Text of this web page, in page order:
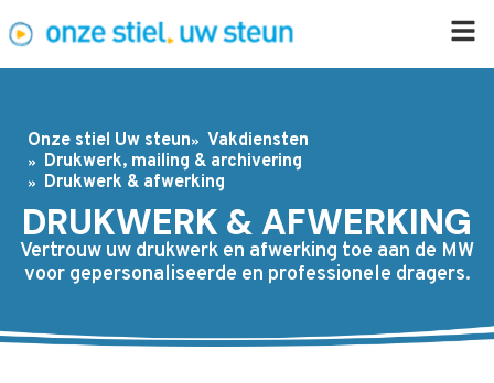
Onze stiel Uw steun
Vakdiensten
Drukwerk, mailing & archivering
Drukwerk & afwerking
DRUKWERK & AFWERKING
Vertrouw uw drukwerk en afwerking toe aan de MW
voor gepersonaliseerde en professionele dragers.